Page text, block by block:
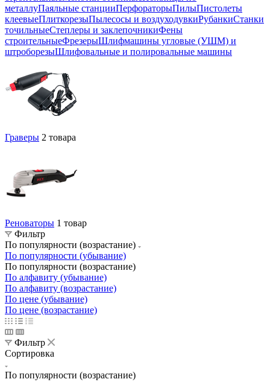
металлуПаяльные станцииПерфораторыПилыПистолеты
клеевыеПлиткорезыПылесосы и воздуходувкиРубанкиСтанки
точильныеСтеплеры и заклепочникиФены
строительныеФрезерыШлифмашины угловые (УШМ) и
штроборезыШлифовальные и полировальные машины
Граверы 2 товара
Реноваторы 1 товар
Фильтр
По популярности (возрастание)
По популярности (убывание)
По популярности (возрастание)
По алфавиту (убывание)
По алфавиту (возрастание)
По цене (убывание)
По цене (возрастание)
Фильтр
Сортировка
По популярности (возрастание)